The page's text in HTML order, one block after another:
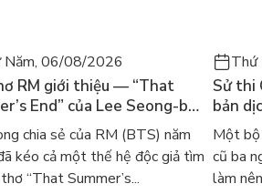
Năm, 06/08/2026
RM giới thiệu — “That
End” của Lee Seong-bok
bản tiếng Anh sau 4 năm
chia sẻ của RM (BTS) năm
kéo cả một thế hệ độc giả tìm
“That Summer’s...
Sử thi
bản
học
Một bộ
cũ ba
làm